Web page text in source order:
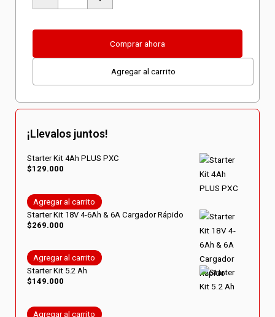
de
AQUINNA
LED
Comprar ahora
Agregar al carrito
¡Llevalos juntos!
Starter Kit 4Ah PLUS PXC
$129.000
Agregar al carrito
Starter Kit 18V 4-6Ah & 6A Cargador Rápido
$269.000
Agregar al carrito
Starter Kit 5.2 Ah
$149.000
Agregar al carrito